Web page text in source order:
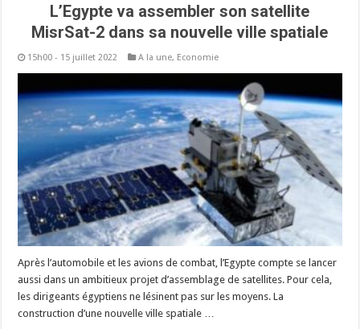
L’Egypte va assembler son satellite
MisrSat-2 dans sa nouvelle ville spatiale
15h00 - 15 juillet 2022 A la une, Economie
Après l’automobile et les avions de combat, l’Egypte compte se lancer
aussi dans un ambitieux projet d’assemblage de satellites. Pour cela,
les dirigeants égyptiens ne lésinent pas sur les moyens. La
construction d’une nouvelle ville spatiale …